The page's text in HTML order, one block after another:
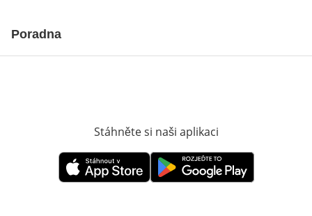
Poradna
Stáhněte si naši aplikaci
Otevře v novém okněOtevře v novém okně